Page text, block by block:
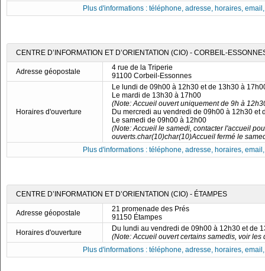
Plus d'informations : téléphone, adresse, horaires,
CENTRE D’INFORMATION ET D’ORIENTATION (CIO) - CORBEIL-
Adresse géopostale
4 rue de la Triperie
91100 Corbeil-Essonnes
Horaires d'ouverture
Le lundi de 09h00 à 12h30 et de 13h30 à
Le mardi de 13h30 à 17h00
(Note: Accueil ouvert uniquement de 9h à
Du mercredi au vendredi de 09h00 à 12h30 et
Le samedi de 09h00 à 12h00
(Note: Accueil le samedi, contacter l'accueil
ouverts.char(10)char(10)Accueil fermé le
Plus d'informations : téléphone, adresse, horaires,
CENTRE D’INFORMATION ET D’ORIENTATION (CIO) - ÉTAMPES
Adresse géopostale
21 promenade des Prés
91150 Étampes
Horaires d'ouverture
Du lundi au vendredi de 09h00 à 12h30 et de
(Note: Accueil ouvert certains samedis, voir les
Plus d'informations : téléphone, adresse, horaires,